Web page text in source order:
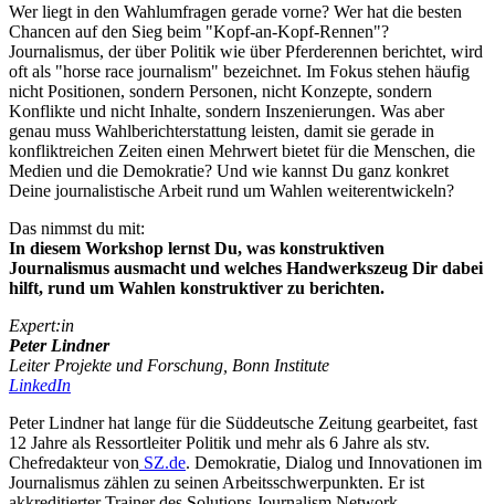
Wer liegt in den Wahlumfragen gerade vorne? Wer hat die besten
Chancen auf den Sieg beim "Kopf-an-Kopf-Rennen"?
Journalismus, der über Politik wie über Pferderennen berichtet, wird
oft als "horse race journalism" bezeichnet. Im Fokus stehen häufig
nicht Positionen, sondern Personen, nicht Konzepte, sondern
Konflikte und nicht Inhalte, sondern Inszenierungen. Was aber
genau muss Wahlberichterstattung leisten, damit sie gerade in
konfliktreichen Zeiten einen Mehrwert bietet für die Menschen, die
Medien und die Demokratie? Und wie kannst Du ganz konkret
Deine journalistische Arbeit rund um Wahlen weiterentwickeln?
Das nimmst du mit:
In diesem Workshop lernst Du, was konstruktiven
Journalismus ausmacht und welches Handwerkszeug Dir dabei
hilft, rund um Wahlen konstruktiver zu berichten.
Expert:in
Peter Lindner
Leiter Projekte und Forschung, Bonn Institute
LinkedIn
Peter Lindner hat lange für die Süddeutsche Zeitung gearbeitet, fast
12 Jahre als Ressortleiter Politik und mehr als 6 Jahre als stv.
Chefredakteur von SZ.de. Demokratie, Dialog und Innovationen im
Journalismus zählen zu seinen Arbeitsschwerpunkten. Er ist